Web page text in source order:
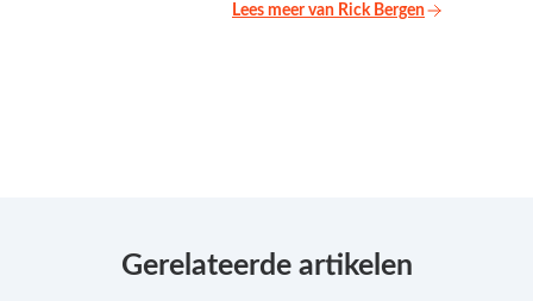
Lees meer van Rick Bergen
Gerelateerde artikelen